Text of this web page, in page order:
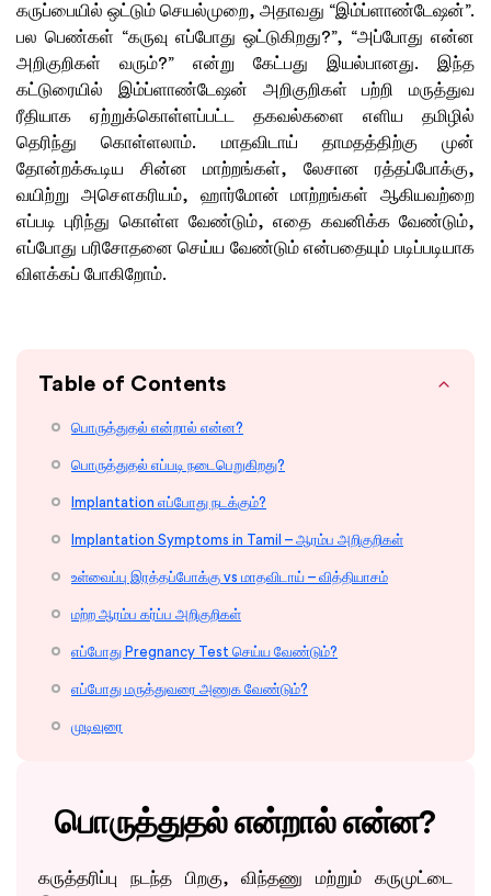
கருப்பையில் ஒட்டும் செயல்முறை, அதாவது “இம்ப்ளாண்டேஷன்”.
பல பெண்கள் “கருவு எப்போது ஒட்டுகிறது?”, “அப்போது என்ன
அறிகுறிகள் வரும்?” என்று கேட்பது இயல்பானது. இந்த
கட்டுரையில் இம்ப்ளாண்டேஷன் அறிகுறிகள் பற்றி மருத்துவ
ரீதியாக ஏற்றுக்கொள்ளப்பட்ட தகவல்களை எளிய தமிழில்
தெரிந்து கொள்ளலாம். மாதவிடாய் தாமதத்திற்கு முன்
தோன்றக்கூடிய சின்ன மாற்றங்கள், லேசான ரத்தப்போக்கு,
வயிற்று அசௌகரியம், ஹார்மோன் மாற்றங்கள் ஆகியவற்றை
எப்படி புரிந்து கொள்ள வேண்டும், எதை கவனிக்க வேண்டும்,
எப்போது பரிசோதனை செய்ய வேண்டும் என்பதையும் படிப்படியாக
விளக்கப் போகிறோம்.
Table of Contents
பொருத்துதல் என்றால் என்ன?
பொருத்துதல் எப்படி நடைபெறுகிறது?
Implantation எப்போது நடக்கும்?
Implantation Symptoms in Tamil – ஆரம்ப அறிகுறிகள்
உள்வைப்பு இரத்தப்போக்கு vs மாதவிடாய் – வித்தியாசம்
மற்ற ஆரம்ப கர்ப்ப அறிகுறிகள்
எப்போது Pregnancy Test செய்ய வேண்டும்?
எப்போது மருத்துவரை அணுக வேண்டும்?
முடிவுரை
பொருத்துதல் என்றால் என்ன?
கருத்தரிப்பு நடந்த பிறகு, விந்தணு மற்றும் கருமுட்டை